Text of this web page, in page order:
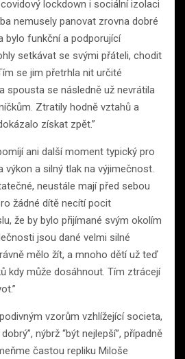
lockdown i sociální izolaci
nemusely panovat zrovna dobré
bylo funkční a podporující
setkávat se svými přáteli, chodit
se jim přetrhla nit určité
spousta se následně už nevrátila
Ztratily hodně vztahů a
získat zpět.”
ani další moment typický pro
a silný tlak na výjimečnost.
neustále mají před sebou
žádné dítě necítí pocit
že by bylo přijímané svým okolím
jsou dané velmi silné
mělo žít, a mnoho dětí už teď
kdy může dosáhnout. Tím ztrácejí
vzorům vzhlížející societa,
nýbrž “být nejlepší”, případně
častou repliku Miloše